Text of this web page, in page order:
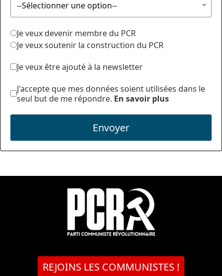
Je veux devenir membre du PCR
Je veux soutenir la construction du PCR
Je veux être ajouté à la newsletter
J'accepte que mes données soient utilisées dans le
seul but de me répondre. En savoir plus
Envoyer
REJOINS LES COMMUNISTES !